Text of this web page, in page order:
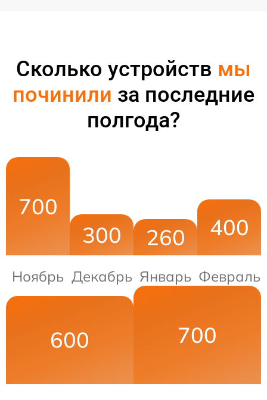
Сколько устройств мы
починили за последние
полгода?
700
Ноябрь
300
Декабрь
260
Январь
400
Февраль
600 700